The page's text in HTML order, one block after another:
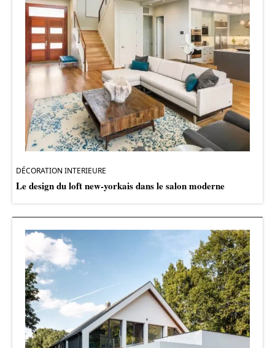
DÉCORATION INTERIEURE
Le design du loft new-yorkais dans le salon moderne